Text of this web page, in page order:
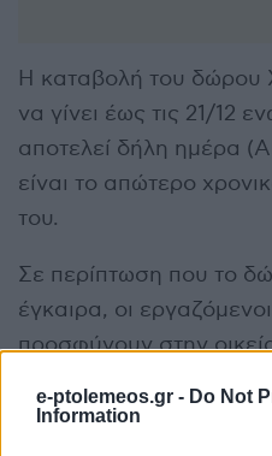
e-ptolemeos.gr - Do Not
Information
Η καταβολή του δώρου
να γίνει έως τις 21/12
αποτελεί δήλη ημέρα
είναι το απώτερο
του.
Σε περίπτωση που το
έγκαιρα, οι
προσφύγουν στην
αναφορά.